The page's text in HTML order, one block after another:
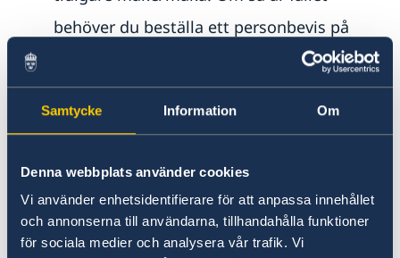
Samtycke Information Om
Denna webbplats använder cookies
Vi använder enhetsidentifierare för att anpassa innehållet
och annonserna till användarna, tillhandahålla funktioner
för sociala medier och analysera vår trafik. Vi
behöver du beställa ett personbevis på
i Sverige med
denna kompletterande information och
därefter låta enauktoriserad översättare
Du ansöker om äktenskapscertifikat i god tid
före vigseln hos Sveriges ambassad i Paris:
Ansöka om äktenskapscertifikat på Sveriges